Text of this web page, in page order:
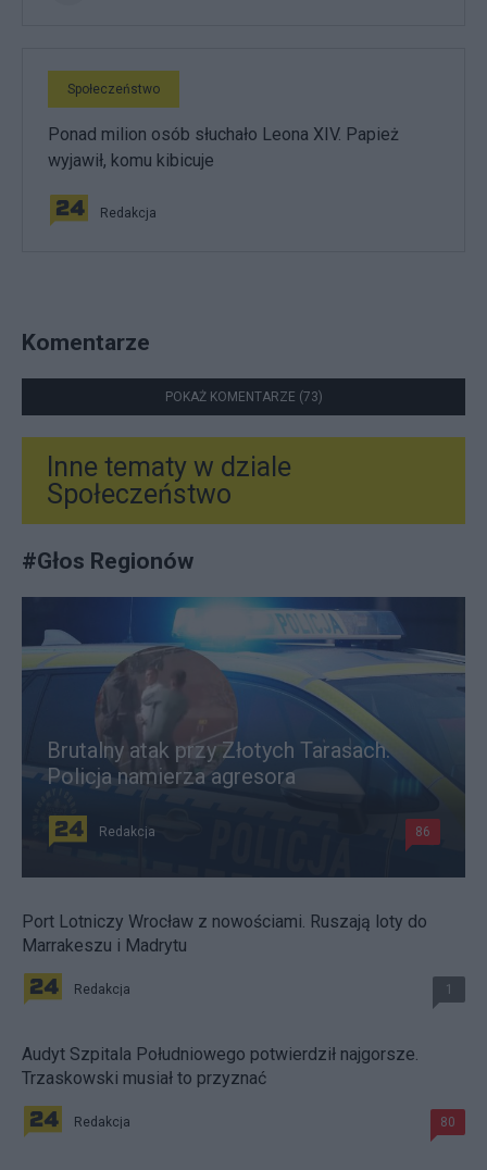
Społeczeństwo
Ponad milion osób słuchało Leona XIV. Papież
wyjawił, komu kibicuje
Redakcja
Komentarze
POKAŻ KOMENTARZE (73)
Inne tematy w dziale
Społeczeństwo
#Głos Regionów
Brutalny atak przy Złotych Tarasach.
Policja namierza agresora
Redakcja 86
Port Lotniczy Wrocław z nowościami. Ruszają loty do
Marrakeszu i Madrytu
Redakcja 1
Audyt Szpitala Południowego potwierdził najgorsze.
Trzaskowski musiał to przyznać
Redakcja 80